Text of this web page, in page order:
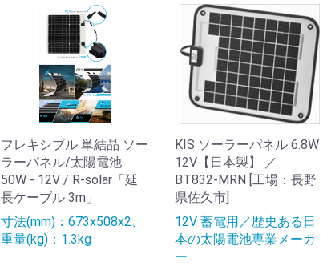
フレキシブル 単結晶 ソー
ラーパネル/太陽電池
50W - 12V / R-solar「延
長ケーブル 3m」
寸法(mm)：673x508x2、
重量(kg)：1.3kg
KIS ソーラーパネル 6.8W
12V【日本製】 ／
BT832-MRN [工場：長野
県佐久市]
12V 蓄電用／歴史ある日
本の太陽電池専業メーカ
ー